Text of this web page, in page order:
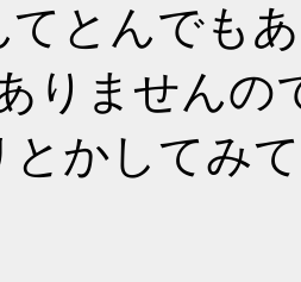
てとんでも
りませんの
とかしてみ